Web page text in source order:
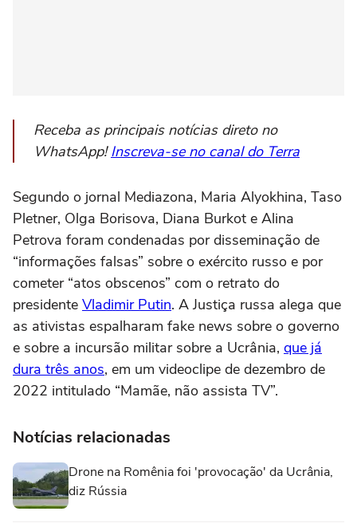
Receba as principais notícias direto no
WhatsApp!Inscreva-se no canal do Terra
Segundo o jornal Mediazona, Maria Alyokhina, Taso
Pletner, Olga Borisova, Diana Burkot e Alina
Petrova foram condenadas por disseminação de
“informações falsas” sobre o exército russo e por
cometer “atos obscenos” com o retrato do
presidente Vladimir Putin. A Justiça russa alega que
as ativistas espalharam fake news sobre o governo
e sobre a incursão militar sobre a Ucrânia, que já
dura três anos, em um videoclipe de dezembro de
2022 intitulado “Mamãe, não assista TV”.
Notícias relacionadas
Drone na Romênia foi 'provocação' da Ucrânia,
diz Rússia